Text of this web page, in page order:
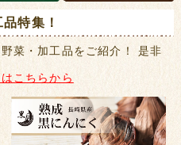
特集！
菜・加工品をご紹介！ 是非
こちらから